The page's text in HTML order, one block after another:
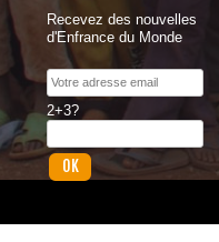
Recevez des nouvelles
d'Enfrance du Monde
2+3?